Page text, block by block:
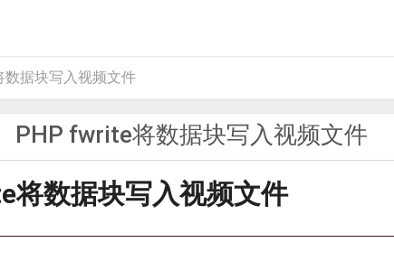
据块写入视频文件
PHP fwrite将数据块写入视频文件
将数据块写入视频文件